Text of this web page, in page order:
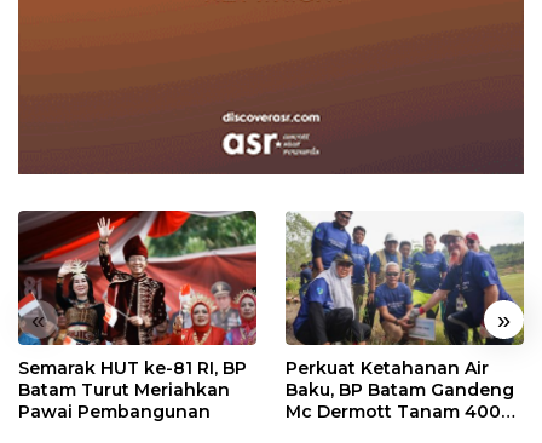
« »
Semarak HUT ke-81 RI, BP
Batam Turut Meriahkan
Pawai Pembangunan
Perkuat Ketahanan Air
Baku, BP Batam Gandeng
Mc Dermott Tanam 400